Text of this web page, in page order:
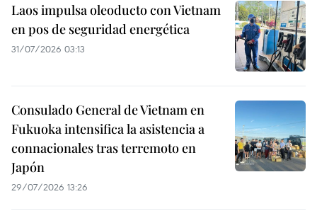
Laos impulsa oleoducto con Vietnam
en pos de seguridad energética
31/07/2026 03:13
Consulado General de Vietnam en
Fukuoka intensifica la asistencia a
connacionales tras terremoto en
Japón
29/07/2026 13:26